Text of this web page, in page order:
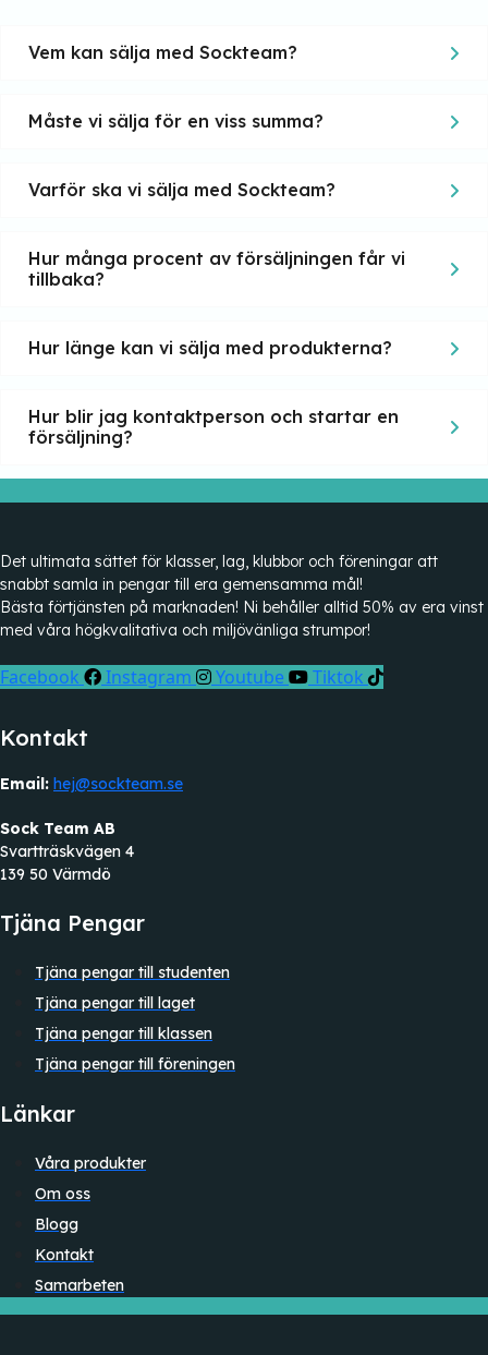
Vem kan sälja med Sockteam?
Måste vi sälja för en viss summa?
Varför ska vi sälja med Sockteam?
Hur många procent av försäljningen får vi
tillbaka?
Hur länge kan vi sälja med produkterna?
Hur blir jag kontaktperson och startar en
försäljning?
Det ultimata sättet för klasser, lag, klubbor och föreningar att
snabbt samla in pengar till era gemensamma mål!
Bästa förtjänsten på marknaden! Ni behåller alltid 50% av era vinst
med våra högkvalitativa och miljövänliga strumpor!
Facebook Instagram Youtube Tiktok
Kontakt
Email: hej@sockteam.se
Sock Team AB
Svartträskvägen 4
139 50 Värmdö
Tjäna Pengar
Tjäna pengar till studenten
Tjäna pengar till laget
Tjäna pengar till klassen
Tjäna pengar till föreningen
Länkar
Våra produkter
Om oss
Blogg
Kontakt
Samarbeten